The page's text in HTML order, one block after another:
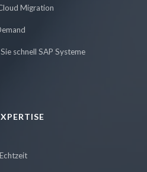
Migration
schnell SAP Systeme